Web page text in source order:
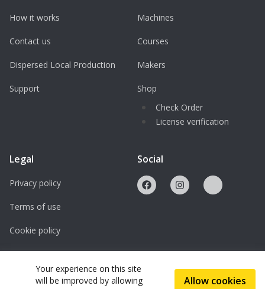
How it works
Contact us
Dispersed Local Production
Support
Machines
Courses
Makers
Shop
Check Order
License verification
Legal
Privacy policy
Terms of use
Cookie policy
Licenses
Social
Your experience on this site
will be improved by allowing
Allow cookies